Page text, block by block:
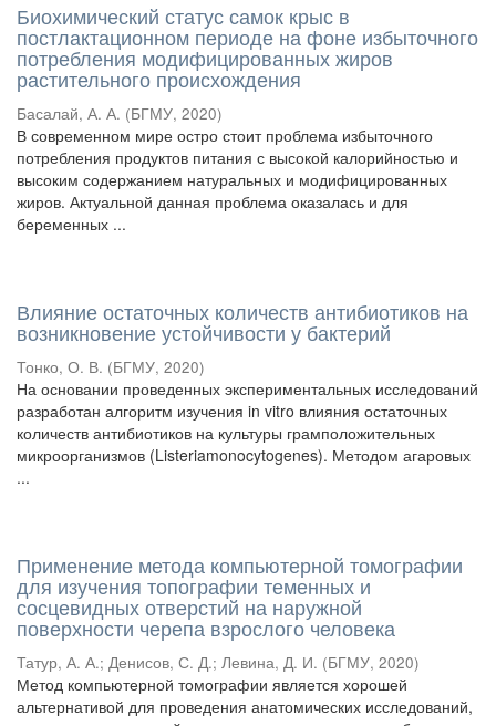
Биохимический статус самок крыс в
постлактационном периоде на фоне избыточного
потребления модифицированных жиров
растительного происхождения
Басалай, А. А. (БГМУ, 2020)
В современном мире остро стоит проблема избыточного
потребления продуктов питания с высокой калорийностью и
высоким содержанием натуральных и модифицированных
жиров. Актуальной данная проблема оказалась и для
беременных ...
Влияние остаточных количеств антибиотиков на
возникновение устойчивости у бактерий
Тонко, О. В. (БГМУ, 2020)
На основании проведенных экспериментальных исследований
разработан алгоритм изучения in vitro влияния остаточных
количеств антибиотиков на культуры грамположительных
микроорганизмов (Listeriamonocytogenes). Методом агаровых
...
Применение метода компьютерной томографии
для изучения топографии теменных и
сосцевидных отверстий на наружной
поверхности черепа взрослого человека
Татур, А. А.; Денисов, С. Д.; Левина, Д. И. (БГМУ, 2020)
Метод компьютерной томографии является хорошей
альтернативой для проведения анатомических исследований,